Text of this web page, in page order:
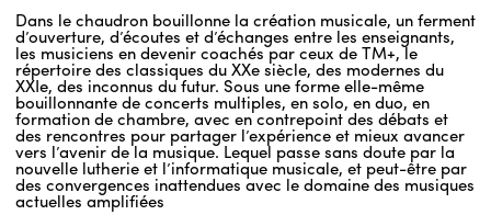
Dans le chaudron bouillonne la création musicale, un ferment
d’ouverture, d’écoutes et d’échanges entre les enseignants,
les musiciens en devenir coachés par ceux de TM+, le
répertoire des classiques du XXe siècle, des modernes du
XXIe, des inconnus du futur. Sous une forme elle-même
bouillonnante de concerts multiples, en solo, en duo, en
formation de chambre, avec en contrepoint des débats et
des rencontres pour partager l’expérience et mieux avancer
vers l’avenir de la musique. Lequel passe sans doute par la
nouvelle lutherie et l’informatique musicale, et peut-être par
des convergences inattendues avec le domaine des musiques
actuelles amplifiées